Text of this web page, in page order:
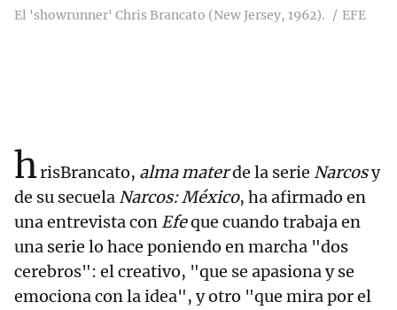
El 'showrunner' Chris Brancato (New Jersey, 1962). EFE
hrisBrancato, alma materde la serie Narcosy
de su secuela Narcos: México, ha afirmado en
una entrevista con Efeque cuando trabaja en
una serie lo hace poniendo en marcha "dos
cerebros": el creativo, "que se apasiona y se
emociona con la idea", y otro "que mira por el